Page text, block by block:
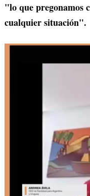
"lo que pregonamos
cualquier situación".